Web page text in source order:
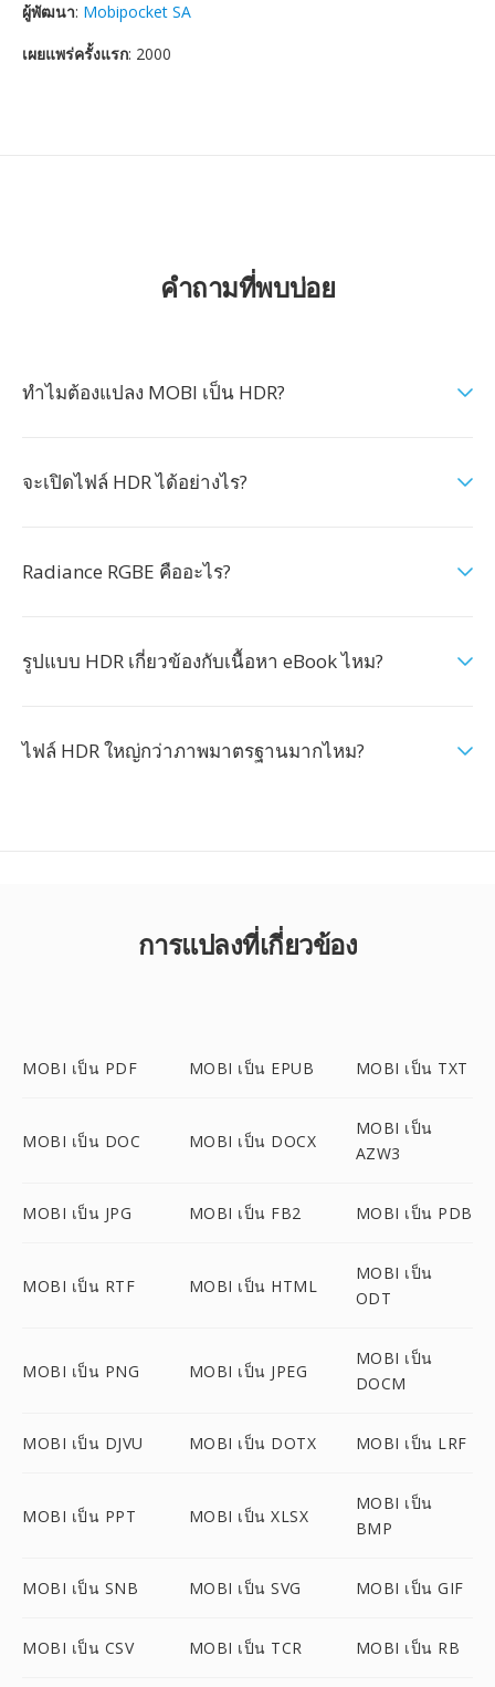
ผู้พัฒนา: Mobipocket SA
เผยแพร่ครั้งแรก: 2000
คำถามที่พบบ่อย
ทำไมต้องแปลง MOBI เป็น HDR?
จะเปิดไฟล์ HDR ได้อย่างไร?
Radiance RGBE คืออะไร?
รูปแบบ HDR เกี่ยวข้องกับเนื้อหา eBook ไหม?
ไฟล์ HDR ใหญ่กว่าภาพมาตรฐานมากไหม?
การแปลงที่เกี่ยวข้อง
MOBI เป็น PDF MOBI เป็น EPUB MOBI เป็น TXT
MOBI เป็น DOC MOBI เป็น DOCX
MOBI เป็น
AZW3
MOBI เป็น JPG MOBI เป็น FB2 MOBI เป็น PDB
MOBI เป็น RTF MOBI เป็น HTML
MOBI เป็น
ODT
MOBI เป็น PNG MOBI เป็น JPEG
MOBI เป็น
DOCM
MOBI เป็น DJVU MOBI เป็น DOTX MOBI เป็น LRF
MOBI เป็น PPT MOBI เป็น XLSX
MOBI เป็น
BMP
MOBI เป็น SNB MOBI เป็น SVG MOBI เป็น GIF
MOBI เป็น CSV MOBI เป็น TCR MOBI เป็น RB